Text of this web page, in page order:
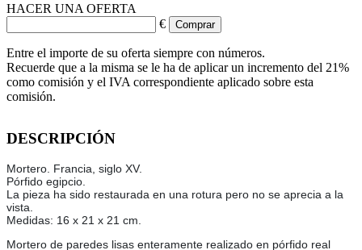
HACER UNA OFERTA
€
Entre el importe de su oferta siempre con números.
Recuerde que a la misma se le ha de aplicar un incremento del 21%
como comisión y el IVA correspondiente aplicado sobre esta
comisión.
DESCRIPCIÓN
Mortero. Francia, siglo XV.
Pórfido egipcio.
La pieza ha sido restaurada en una rotura pero no se aprecia a la
vista.
Medidas: 16 x 21 x 21 cm.
Mortero de paredes lisas enteramente realizado en pórfido real